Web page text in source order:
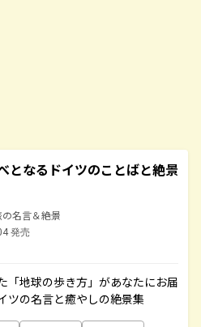
となるドイツのことばと絶景
の名言＆絶景
発売
「地球の歩き方」があなたにお届
ツの名言と癒やしの絶景集